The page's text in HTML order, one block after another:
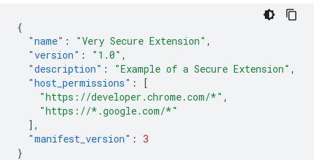
{
"name" : "Very Secure Extension" ,
"version" : "1.0" ,
"description" : "Example of a Secure Extension" ,
"host_permissions" :
[
"https://developer.chrome.com/*" ,
"https://*.google.com/*"
],
"manifest_version" : 3
}